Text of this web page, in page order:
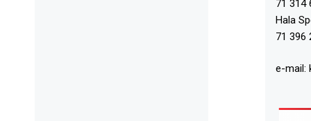
71 314
Hala
71 396
e-mail: